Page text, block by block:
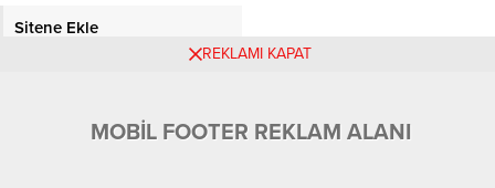
Sitene Ekle
REKLAMI KAPAT
MOBİL FOOTER REKLAM ALANI